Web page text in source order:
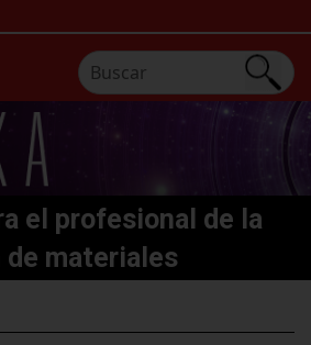
el profesional de la
materiales